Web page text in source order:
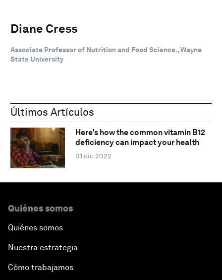
Diane Cress
Associate Professor of Nutrition and Food Science., Wayne
State University
Últimos Artículos
Here's how the common vitamin B12
deficiency can impact your health
01 dic 2022
Quiénes somos
Quiénes somos
Nuestra estrategia
Cómo trabajamos